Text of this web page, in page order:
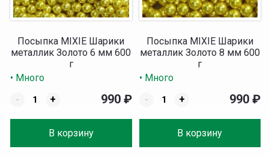
Посыпка MIXIE Шарики
металлик Золото 6 мм 600
г
• Много
-
+
В корзину
990 ₽
Посыпка MIXIE Шарики
металлик Золото 8 мм 600
г
• Много
-
+
В корзину
990 ₽